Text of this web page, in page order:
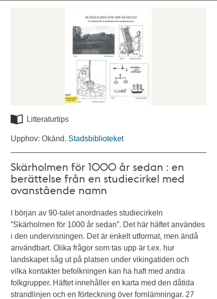
Litteraturtips
Upphov: Okänd. Stadsbiblioteket
Skärholmen för 1000 år sedan : en
berättelse från en studiecirkel med
ovanstående namn
I början av 90-talet anordnades studiecirkeln
”Skärholmen för 1000 år sedan”. Det här häftet användes
i den undervisningen. Det är enkelt utformat, men ändå
användbart. Olika frågor som tas upp är t.ex. hur
landskapet såg ut på platsen under vikingatiden och
vilka kontakter befolkningen kan ha haft med andra
folkgrupper. Häftet innehåller en karta med den dåtida
strandlinjen och en förteckning över fornlämningar. 27